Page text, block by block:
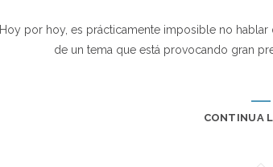
Hoy por hoy, es prácticamente imposible no
de un tema que está provocando gran
CONTINUA